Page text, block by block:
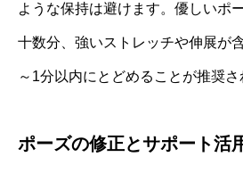
ような保持は避けます。優しいポ
十数分、強いストレッチや伸展が
～1分以内にとどめることが推奨さ
ポーズの修正とサポート活